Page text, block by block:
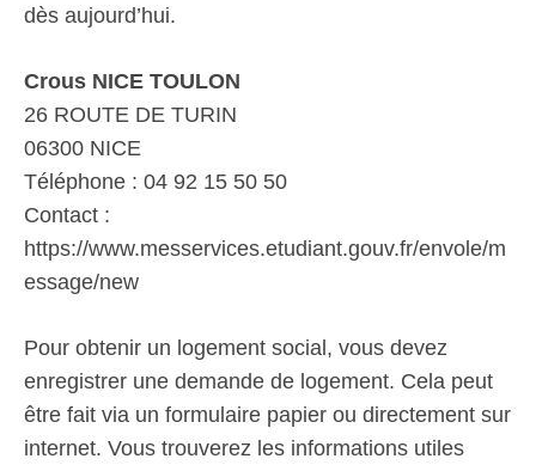
dès aujourd’hui.
Crous NICE TOULON
26 ROUTE DE TURIN
06300 NICE
Téléphone : 04 92 15 50 50
Contact :
https://www.messervices.etudiant.gouv.fr/envole/m
essage/new
Pour obtenir un logement social, vous devez
enregistrer une demande de logement. Cela peut
être fait via un formulaire papier ou directement sur
internet. Vous trouverez les informations utiles